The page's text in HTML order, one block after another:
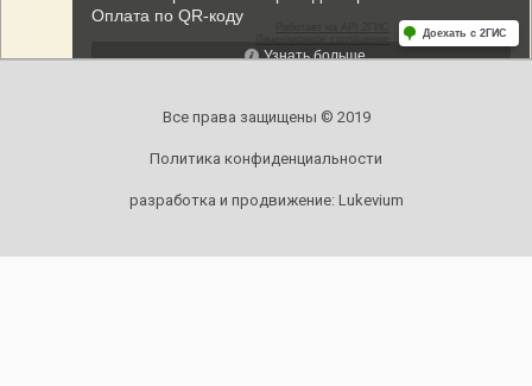
Все права защищены © 2019
Политика конфиденциальности
разработка и продвижение: Lukevium